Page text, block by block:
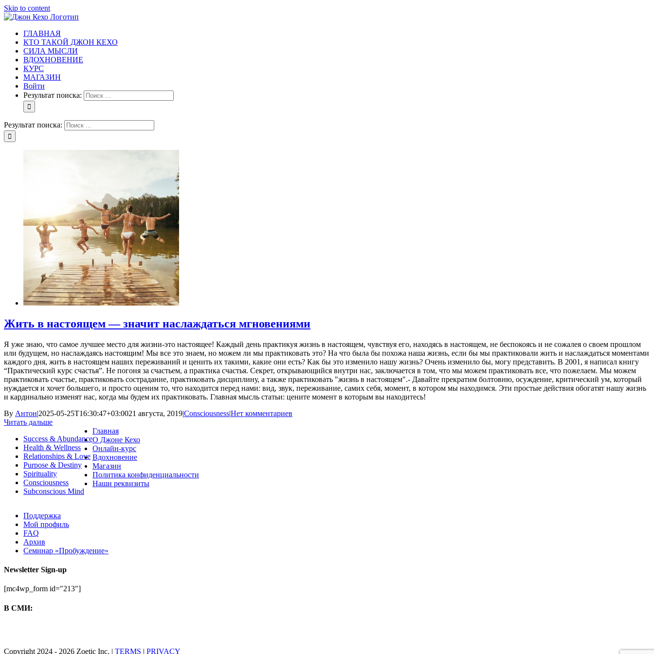
Skip to content
ГЛАВНАЯ
КТО ТАКОЙ ДЖОН КЕХО
СИЛА МЫСЛИ
ВДОХНОВЕНИЕ
КУРС
МАГАЗИН
Войти
Результат поиска:
Результат поиска:
Жить в настоящем — значит наслаждаться мгновениями
Я уже знаю, что самое лучшее место для жизни-это настоящее! Каждый день практикуя жизнь в настоящем, чувствуя его, находясь в настоящем, не беспокоясь и не сожалея о своем прошлом
или будущем, но наслаждаясь настоящим! Мы все это знаем, но можем ли мы практиковать это? На что была бы похожа наша жизнь, если бы мы практиковали жить и наслаждаться моментами
каждого дня, жить в настоящем наших переживаний и ценить их такими, какие они есть? Как бы это изменило нашу жизнь? Очень изменило бы, могу представить. В 2001, я написал книгу
“Практический курс счастья”. Не погоня за счастьем, а практика счастья. Секрет, открывающийся внутри нас, заключается в том, что мы можем практиковать все, что пожелаем. Мы можем
практиковать счастье, практиковать сострадание, практиковать дисциплину, а также практиковать "жизнь в настоящем".- Давайте прекратим болтовню, осуждение, критический ум, который
нуждается и хочет большего, и просто оценим то, что находится перед нами: вид, звук, переживание, самих себя, момент, в котором мы находимся. Эти простые действия обогатят нашу жизнь
и кардинально изменят нас, когда мы будем их практиковать. Главная мысль статьи: цените момент в которым вы находитесь!
By Антон|2025-05-25T16:30:47+03:0021 августа, 2019|Consciousness|Нет комментариев
Читать дальше
Success & Abundance
Health & Wellness
Relationships & Love
Purpose & Destiny
Spirituality
Consciousness
Subconscious Mind
Главная
О Джоне Кехо
Онлайн-курс
Вдохновение
Магазин
Политика конфиденциальности
Наши реквизиты
Поддержка
Мой профиль
FAQ
Архив
Семинар «Пробуждение»
Newsletter Sign-up
[mc4wp_form id="213"]
В СМИ:
Copyright 2024 - 2026 Zoetic Inc. | TERMS | PRIVACY